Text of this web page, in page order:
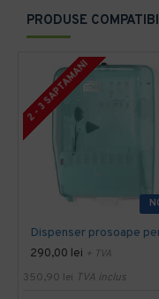
PRODUSE
2 - 3 SAPTAMANI
290,00 lei + TVA
350,90 lei TVA inclus